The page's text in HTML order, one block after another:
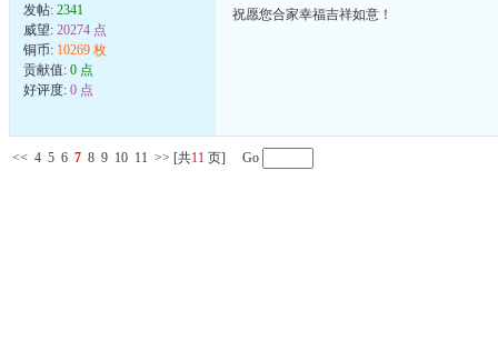
发帖: 2341
威望: 20274 点
铜币: 10269 枚
贡献值: 0 点
好评度: 0 点
祝愿您合家幸福吉祥如意！
<< 4 5 6 7 8 9 10 11 >> [共11 页] Go